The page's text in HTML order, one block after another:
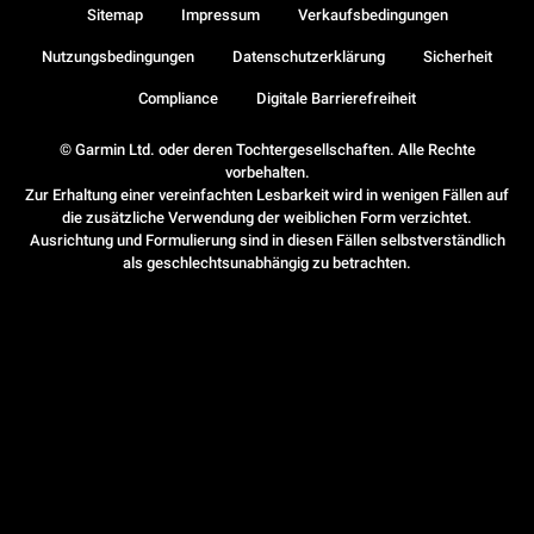
© Garmin Ltd. oder deren Tochtergesellschaften. Alle Rechte
vorbehalten.
Zur Erhaltung einer vereinfachten Lesbarkeit wird in wenigen Fällen auf
die zusätzliche Verwendung der weiblichen Form verzichtet.
Ausrichtung und Formulierung sind in diesen Fällen selbstverständlich
als geschlechtsunabhängig zu betrachten.
Sitemap Impressum Verkaufsbedingungen
Nutzungsbedingungen Datenschutzerklärung Sicherheit
Compliance Digitale Barrierefreiheit